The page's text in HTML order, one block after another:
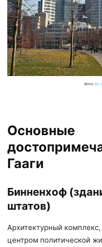
Фото: By
Основные
Гааги
Бинненхоф
штатов)
Архитектурный
центром политической